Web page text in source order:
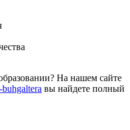
На нашем сайте
вы найдете полный